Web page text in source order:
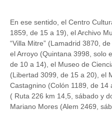
En ese sentido, el Centro
1859, de 15 a 19), el Archivo
“Villa Mitre” (Lamadrid 3870,
el Arroyo (Quintana 3998, solo
de 10 a 14), el Museo de
(Libertad 3099, de 15 a 20), el
Castagnino (Colón 1189, de
( Ruta 226 km 14,5, sábado y
Mariano Mores (Alem 2469,